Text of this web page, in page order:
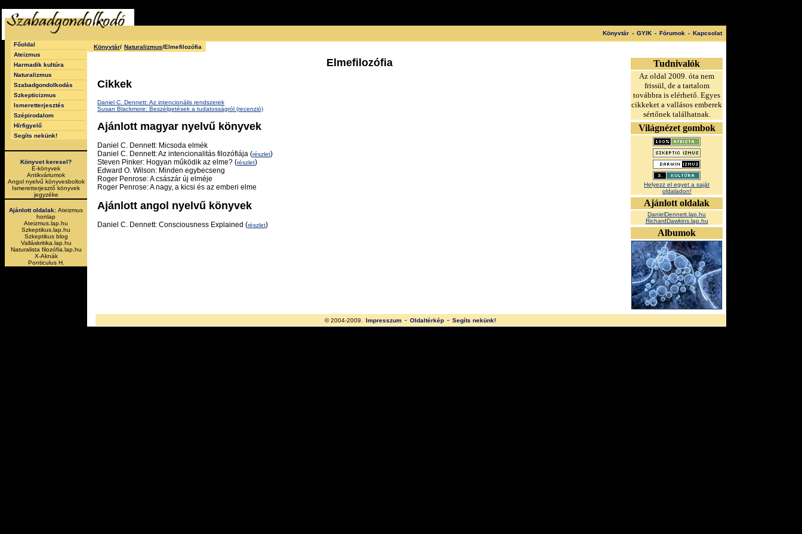
Főoldal
Ateizmus
Harmadik kultúra
Naturalizmus
Szabadgondolkodás
Szkepticizmus
Ismeretterjesztés
Szépirodalom
Hírfigyelő
Segíts nekünk!
Könyvet keresel?
E-könyvek
Antikváriumok
Angol nyelvű könyvesboltok
Ismeretterjesztő könyvek
jegyzéke
Ajánlott oldalak: Ateizmus
honlap
Ateizmus.lap.hu
Szkeptikus.lap.hu
Szkeptikus blog
Valláskritika.lap.hu
Naturalista filozófia.lap.hu
X-Aknák
Ponticulus H.
Könyvtár - GYIK - Fórumok - Kapcsolat
Könyvtár/ Naturalizmus/Elmefilozófia
Elmefilozófia
Cikkek
Daniel C. Dennett: Az intencionális rendszerek
Susan Blackmore: Beszélgetések a tudatosságról (recenzió)
Ajánlott magyar nyelvű könyvek
Daniel C. Dennett: Micsoda elmék
Daniel C. Dennett: Az intencionalitás filozófiája (részlet)
Steven Pinker: Hogyan működik az elme? (részlet)
Edward O. Wilson: Minden egybecseng
Roger Penrose: A császár új elméje
Roger Penrose: A nagy, a kicsi és az emberi elme
Ajánlott angol nyelvű könyvek
Daniel C. Dennett: Consciousness Explained (részlet)
Tudnivalók
Az oldal 2009. óta nem
frissül, de a tartalom
továbbra is elérhető. Egyes
cikkeket a vallásos emberek
sértőnek találhatnak.
Világnézet gombok
Helyezz el egyet a saját
oldaladon!
Ajánlott oldalak
DanielDennett.lap.hu
RichardDawkins.lap.hu
Albumok
© 2004-2009. Impresszum - Oldaltérkép - Segíts nekünk!